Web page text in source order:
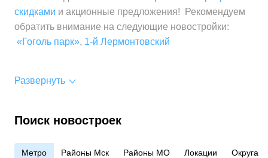
скидками и акционные предложения! Рекомендуем
обратить внимание на следующие новостройки:
«Гоголь парк», 1-й Лермонтовский
Развернуть
Поиск новостроек
Метро Районы Мск Районы МО Локации Округа